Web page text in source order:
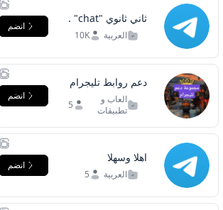
ثاني ثانوي "chat" .
العربية 10K
انضم
دعم روابط تليجرام
العاب و
تطبيقات
5
انضم
اهلا وسهلا
العربية 5
انضم